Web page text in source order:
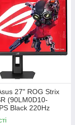
27" ROG Strix
(90LM0D10-
Black 220Hz